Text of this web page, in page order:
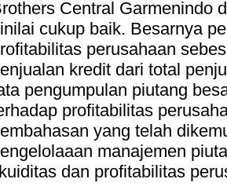
Central Garmenindo
cukup baik. Besarnya
perusahaan
kredit dari total
pengumpulan piutang
profitabilitas
yang telah
manajemen
dan profitabilitas